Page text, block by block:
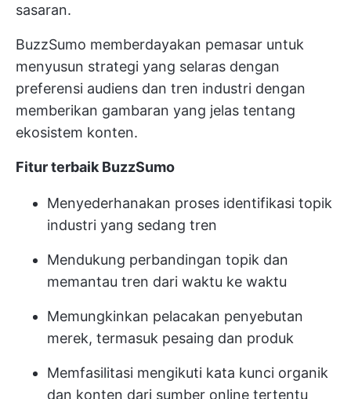
sasaran.
BuzzSumo memberdayakan pemasar untuk
menyusun strategi yang selaras dengan
preferensi audiens dan tren industri dengan
memberikan gambaran yang jelas tentang
ekosistem konten.
Fitur terbaik BuzzSumo
Menyederhanakan proses identifikasi topik
industri yang sedang tren
Mendukung perbandingan topik dan
memantau tren dari waktu ke waktu
Memungkinkan pelacakan penyebutan
merek, termasuk pesaing dan produk
Memfasilitasi mengikuti kata kunci organik
dan konten dari sumber online tertentu